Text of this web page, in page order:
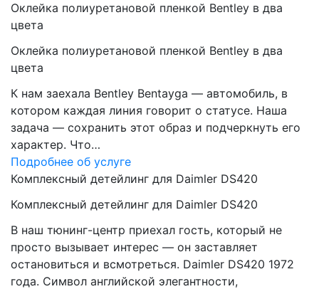
Оклейка полиуретановой пленкой Bentley в два
цвета
Оклейка полиуретановой пленкой Bentley в два
цвета
К нам заехала Bentley Bentayga — автомобиль, в
котором каждая линия говорит о статусе. Наша
задача — сохранить этот образ и подчеркнуть его
характер. Что…
Подробнее об услуге
Комплексный детейлинг для Daimler DS420
Комплексный детейлинг для Daimler DS420
В наш тюнинг-центр приехал гость, который не
просто вызывает интерес — он заставляет
остановиться и всмотреться. Daimler DS420 1972
года. Символ английской элегантности,